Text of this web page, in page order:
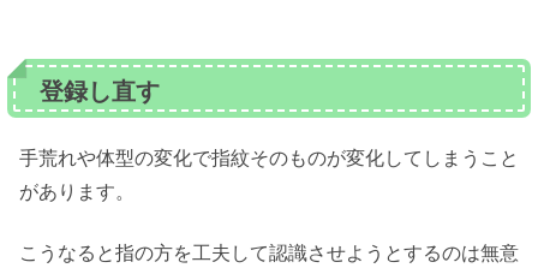
登録し直す
手荒れや体型の変化で指紋そのものが変化してしまうこと
があります。
こうなると指の方を工夫して認識させようとするのは無意